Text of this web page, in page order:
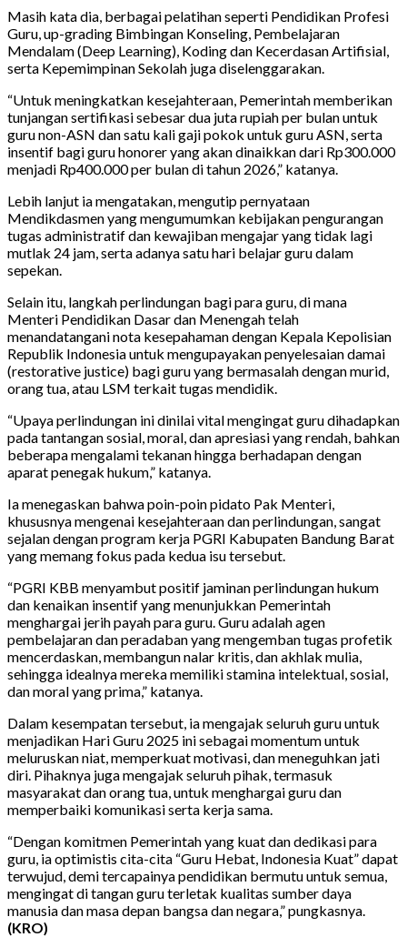
Masih kata dia, berbagai pelatihan seperti Pendidikan Profesi
Guru, up-grading Bimbingan Konseling, Pembelajaran
Mendalam (Deep Learning), Koding dan Kecerdasan Artifisial,
serta Kepemimpinan Sekolah juga diselenggarakan.
“Untuk meningkatkan kesejahteraan, Pemerintah memberikan
tunjangan sertifikasi sebesar dua juta rupiah per bulan untuk
guru non-ASN dan satu kali gaji pokok untuk guru ASN, serta
insentif bagi guru honorer yang akan dinaikkan dari Rp300.000
menjadi Rp400.000 per bulan di tahun 2026,” katanya.
Lebih lanjut ia mengatakan, mengutip pernyataan
Mendikdasmen yang mengumumkan kebijakan pengurangan
tugas administratif dan kewajiban mengajar yang tidak lagi
mutlak 24 jam, serta adanya satu hari belajar guru dalam
sepekan.
Selain itu, langkah perlindungan bagi para guru, di mana
Menteri Pendidikan Dasar dan Menengah telah
menandatangani nota kesepahaman dengan Kepala Kepolisian
Republik Indonesia untuk mengupayakan penyelesaian damai
(restorative justice) bagi guru yang bermasalah dengan murid,
orang tua, atau LSM terkait tugas mendidik.
“Upaya perlindungan ini dinilai vital mengingat guru dihadapkan
pada tantangan sosial, moral, dan apresiasi yang rendah, bahkan
beberapa mengalami tekanan hingga berhadapan dengan
aparat penegak hukum,” katanya.
Ia menegaskan bahwa poin-poin pidato Pak Menteri,
khususnya mengenai kesejahteraan dan perlindungan, sangat
sejalan dengan program kerja PGRI Kabupaten Bandung Barat
yang memang fokus pada kedua isu tersebut.
“PGRI KBB menyambut positif jaminan perlindungan hukum
dan kenaikan insentif yang menunjukkan Pemerintah
menghargai jerih payah para guru. Guru adalah agen
pembelajaran dan peradaban yang mengemban tugas profetik
mencerdaskan, membangun nalar kritis, dan akhlak mulia,
sehingga idealnya mereka memiliki stamina intelektual, sosial,
dan moral yang prima,” katanya.
Dalam kesempatan tersebut, ia mengajak seluruh guru untuk
menjadikan Hari Guru 2025 ini sebagai momentum untuk
meluruskan niat, memperkuat motivasi, dan meneguhkan jati
diri. Pihaknya juga mengajak seluruh pihak, termasuk
masyarakat dan orang tua, untuk menghargai guru dan
memperbaiki komunikasi serta kerja sama.
“Dengan komitmen Pemerintah yang kuat dan dedikasi para
guru, ia optimistis cita-cita “Guru Hebat, Indonesia Kuat” dapat
terwujud, demi tercapainya pendidikan bermutu untuk semua,
mengingat di tangan guru terletak kualitas sumber daya
manusia dan masa depan bangsa dan negara,” pungkasnya.
(KRO)